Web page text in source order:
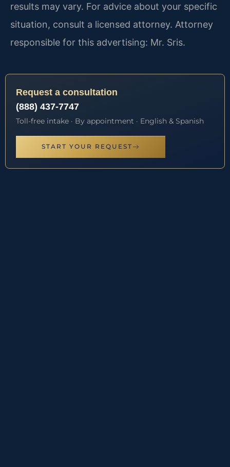
results may vary. For advice about your specific
situation, consult a licensed attorney. Attorney
responsible for this advertising: Mr. Sris.
Request a consultation
(888) 437-7747
Toll-free intake · By appointment · English & Spanish
START YOUR REQUEST